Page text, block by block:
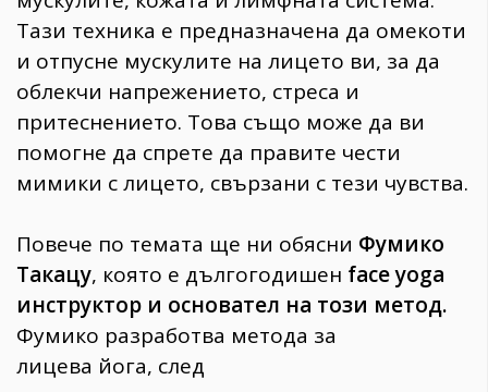
Тази техника е предназначена да омекоти
и отпусне мускулите на лицето ви, за да
облекчи напрежението, стреса и
притеснението. Това също може да ви
помогне да спрете да правите чести
мимики с лицето, свързани с тези чувства.
Повече по темата ще ни обясни Фумико
Такацу, която е дългогодишен face yoga
инструктор и основател на този метод.
Фумико разработва метода за
лицева йога, след